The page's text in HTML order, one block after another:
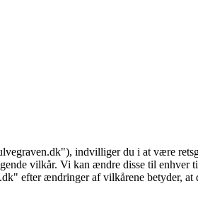
indvilliger du i at være
vilkår. Vi kan ændre disse til
efter ændringer af vilkårene betyder,